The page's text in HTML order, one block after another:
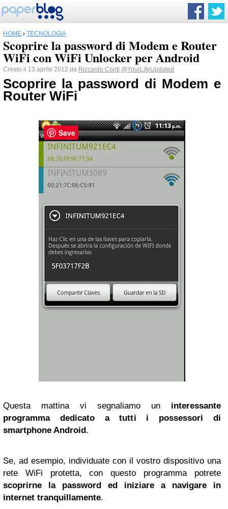
HOME › TECNOLOGIA
Scoprire la password di Modem e Router
WiFi con WiFi Unlocker per Android
Creato il 13 aprile 2012 da Riccardo Conti @YourLifeUpdated
Scoprire la password di Modem e
Router WiFi
Questa mattina vi segnaliamo un interessante
programma dedicato a tutti i possessori di
smartphone Android.
Se, ad esempio, individuate con il vostro dispositivo una
rete WiFi protetta, con questo programma potrete
scoprirne la password ed iniziare a navigare in
internet tranquillamente.
Save